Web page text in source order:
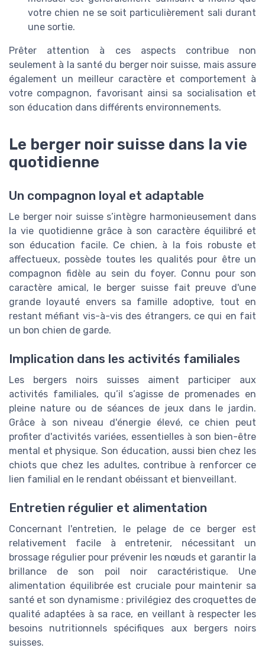
votre chien ne se soit particulièrement sali durant
une sortie.
Prêter attention à ces aspects contribue non
seulement à la santé du berger noir suisse, mais assure
également un meilleur caractère et comportement à
votre compagnon, favorisant ainsi sa socialisation et
son éducation dans différents environnements.
Le berger noir suisse dans la vie
quotidienne
Un compagnon loyal et adaptable
Le berger noir suisse s’intègre harmonieusement dans
la vie quotidienne grâce à son caractère équilibré et
son éducation facile. Ce chien, à la fois robuste et
affectueux, possède toutes les qualités pour être un
compagnon fidèle au sein du foyer. Connu pour son
caractère amical, le berger suisse fait preuve d'une
grande loyauté envers sa famille adoptive, tout en
restant méfiant vis-à-vis des étrangers, ce qui en fait
un bon chien de garde.
Implication dans les activités familiales
Les bergers noirs suisses aiment participer aux
activités familiales, qu’il s’agisse de promenades en
pleine nature ou de séances de jeux dans le jardin.
Grâce à son niveau d'énergie élevé, ce chien peut
profiter d'activités variées, essentielles à son bien-être
mental et physique. Son éducation, aussi bien chez les
chiots que chez les adultes, contribue à renforcer ce
lien familial en le rendant obéissant et bienveillant.
Entretien régulier et alimentation
Concernant l'entretien, le pelage de ce berger est
relativement facile à entretenir, nécessitant un
brossage régulier pour prévenir les nœuds et garantir la
brillance de son poil noir caractéristique. Une
alimentation équilibrée est cruciale pour maintenir sa
santé et son dynamisme : privilégiez des croquettes de
qualité adaptées à sa race, en veillant à respecter les
besoins nutritionnels spécifiques aux bergers noirs
suisses.